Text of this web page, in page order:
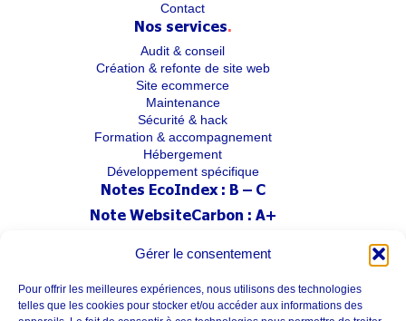
Gérer le consentement
Pour offrir les meilleures expériences, nous utilisons des technologies
telles que les cookies pour stocker et/ou accéder aux informations des
Contact
Nos services.
Audit & conseil
Création & refonte de site web
Site ecommerce
Maintenance
Sécurité & hack
Formation & accompagnement
Hébergement
Développement spécifique
Notes EcoIndex : B – C
Note WebsiteCarbon : A+
ce site limite son impact environnemental.